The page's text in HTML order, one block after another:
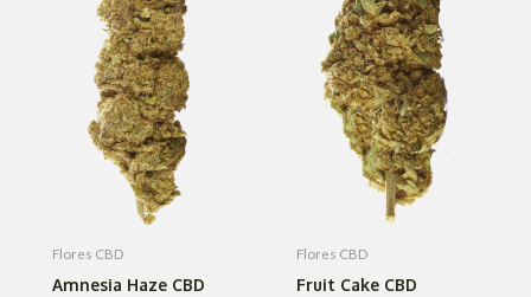
Flores CBD
Amnesia Haze CBD
Flores CBD
Fruit Cake CBD